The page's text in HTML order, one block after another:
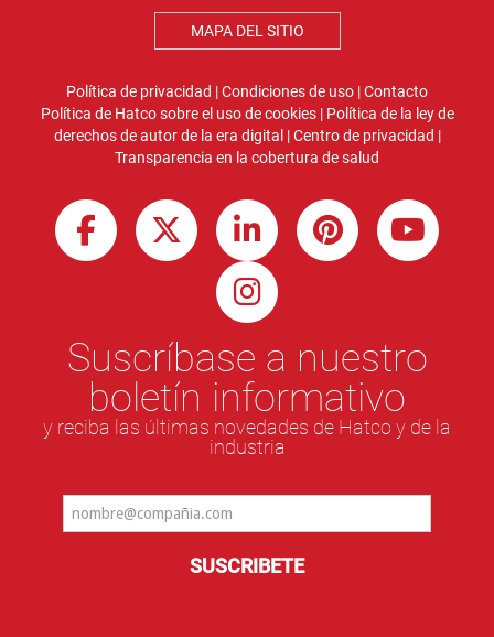
MAPA DEL SITIO
Política de privacidad |Condiciones de uso |Contacto
Política de Hatco sobre el uso de cookies| Política de la ley de
derechos de autor de la era digital |Centro de privacidad |
Transparencia en la cobertura de salud
Suscríbase a nuestro
boletín informativo
y reciba las últimas novedades de Hatco y de la
industria
SUSCRIBETE